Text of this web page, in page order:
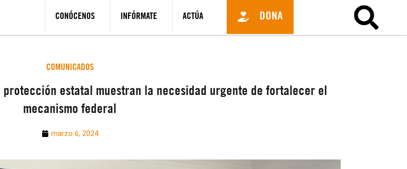
CONÓCENOS INFÓRMATE ACTÚA DONA
COMUNICADOS
protección estatal muestran la necesidad urgente de fortalecer el
mecanismo federal
marzo 6, 2024